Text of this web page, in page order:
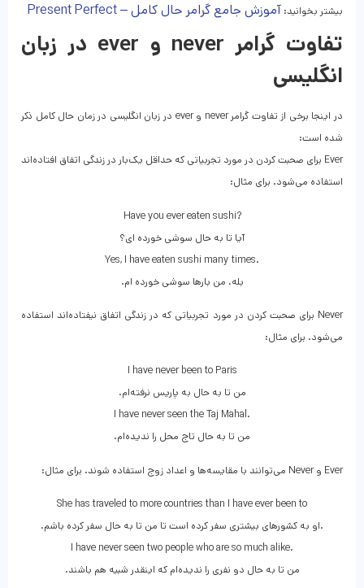
بیشتر بخوانید: آموزش جامع گرامر حال کامل – Present Perfect
تفاوت گرامر never و ever در زبان
انگلیسی
در اینجا برخی از تفاوت گرامر never و ever در زبان انگلیسی در زمان حال کامل ذکر
شده است:
Ever برای صحبت کردن در مورد تجربیاتی که حداقل یک‌بار در زندگی اتفاق افتاده‌‌اند
استفاده می‌شود. برای مثال:
Have you ever eaten sushi?
آیا تا به حال سوشی خورده ای؟
Yes, I have eaten sushi many times.
.بله، من بارها سوشی خورده ام
Never برای صحبت کردن در مورد تجربیاتی که در زندگی اتفاق نیفتاده‌اند استفاده
می‌شود. برای مثال:
I have never been to Paris
.من تا به حال به پاریس نرفته‌ام
I have never seen the Taj Mahal.
.من تا به حال تاج محل را ندیده‌ام
Ever و Never می‌توانند با مقایسه‌ها و اعداد زوج استفاده شوند. برای مثال:
She has traveled to more countries than I have ever been to
.او به کشورهای بیشتری سفر کرده است تا من تا به حال سفر کرده باشم.
I have never seen two people who are so much alike.
.من تا به حال دو نفری را ندیده‌ام که اینقدر شبیه هم باشند